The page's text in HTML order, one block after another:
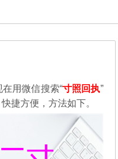
用微信搜索“寸照回执”
快捷方便，方法如下。